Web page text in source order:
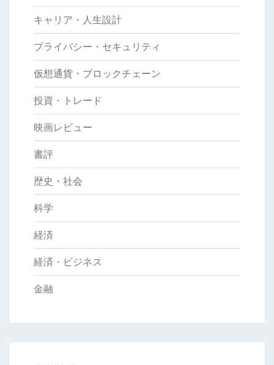
キャリア・人生設計
プライバシー・セキュリティ
仮想通貨・ブロックチェーン
投資・トレード
映画レビュー
書評
歴史・社会
科学
経済
経済・ビジネス
金融